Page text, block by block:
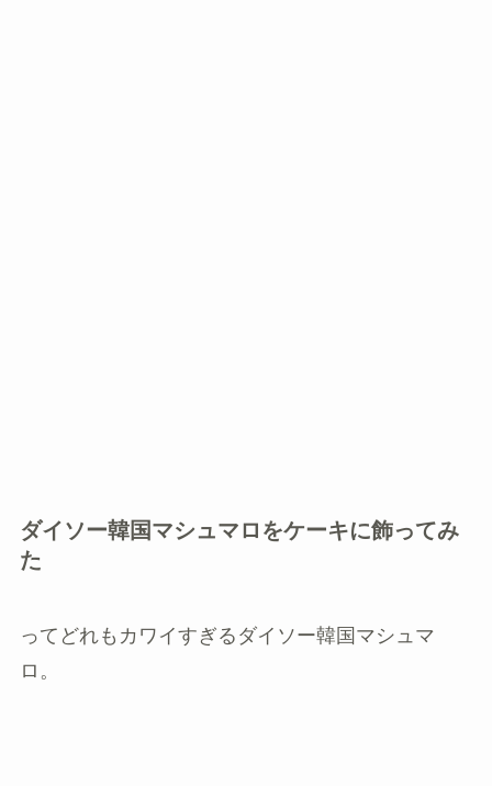
ダイソー韓国マシュマロをケーキに飾ってみ
た
ってどれもカワイすぎるダイソー韓国マシュマ
ロ。